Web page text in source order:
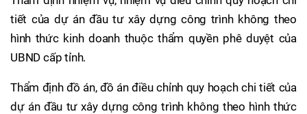
tiết của dự án đầu tư xây dựng công trình không theo
hình thức kinh doanh thuộc thẩm quyền phê duyệt của
UBND cấp tỉnh.
Thẩm định đồ án, đồ án điều chỉnh quy hoạch chi tiết của
dự án đầu tư xây dựng công trình không theo hình thức